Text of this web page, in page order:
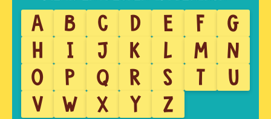
A B C D E F
G
H
I J K L M
N
O
P Q R S T
U
V
W X Y Z